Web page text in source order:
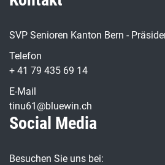
SVP Senioren Kanton Bern -
Telefon
+ 41 79 435 69 14
E-Mail
tinu61@bluewin.ch
Social Media
Besuchen Sie uns bei: